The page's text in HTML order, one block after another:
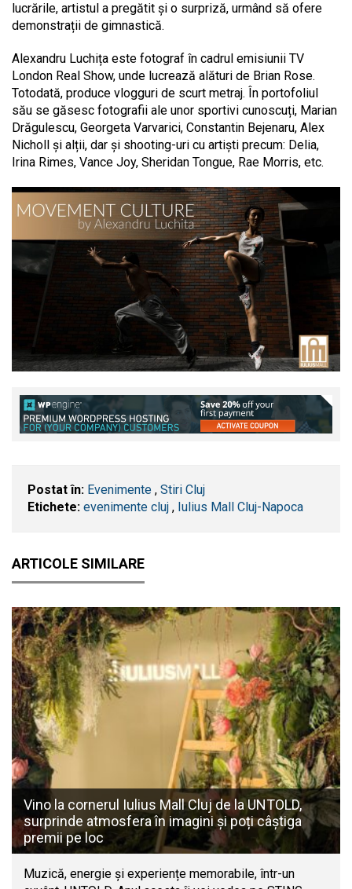
lucrările, artistul a pregătit și o surpriză, urmând să ofere
demonstrații de gimnastică.
Alexandru Luchița este fotograf în cadrul emisiunii TV
London Real Show, unde lucrează alături de Brian Rose.
Totodată, produce vlogguri de scurt metraj. În portofoliul
său se găsesc fotografii ale unor sportivi cunoscuți, Marian
Drăgulescu, Georgeta Varvarici, Constantin Bejenaru, Alex
Nicholl și alții, dar și shooting-uri cu artiști precum: Delia,
Irina Rimes, Vance Joy, Sheridan Tongue, Rae Morris, etc.
Postat în: Evenimente , Stiri Cluj
Etichete: evenimente cluj , Iulius Mall Cluj-Napoca
ARTICOLE SIMILARE
Vino la cornerul Iulius Mall Cluj de la UNTOLD,
surprinde atmosfera în imagini și poți câștiga
premii pe loc
Muzică, energie și experiențe memorabile, într-un